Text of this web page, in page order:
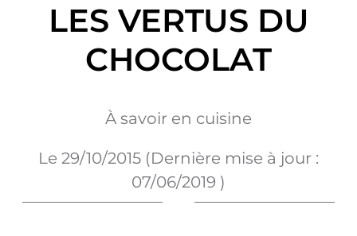
LES VERTUS DU
CHOCOLAT
À savoir en cuisine
Le 29/10/2015 (Dernière mise à jour :
07/06/2019 )